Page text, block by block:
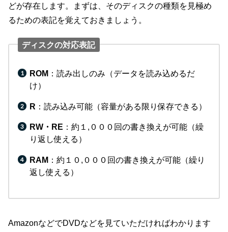
どが存在します。まずは、そのディスクの種類を見極め
るための表記を覚えておきましょう。
ディスクの対応表記
ROM ：読み出しのみ（データを読み込めるだ
け）
R ：読み込み可能（容量がある限り保存できる）
RW・RE ：約１,０００回の書き換えが可能（繰
り返し使える）
RAM ：約１０,０００回の書き換えが可能（繰り
返し使える）
AmazonなどでDVDなどを見ていただければわかります